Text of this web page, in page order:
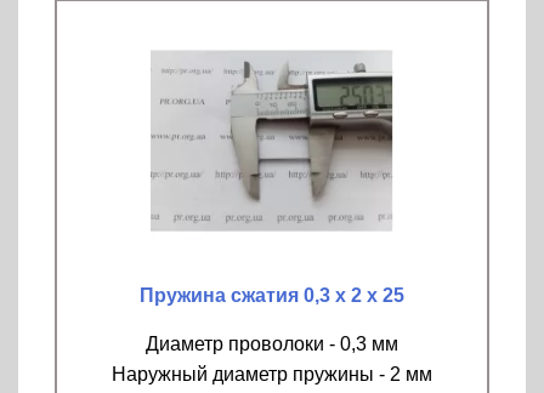
Пружина сжатия 0,3 х 2 х 25
Диаметр проволоки - 0,3 мм
Наружный диаметр пружины - 2 мм